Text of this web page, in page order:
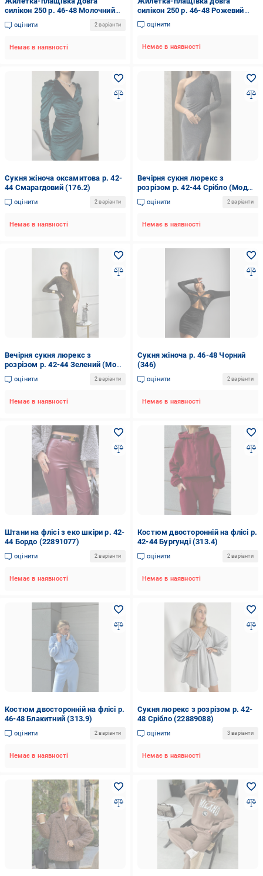
силікон 250 р. 46-48 Молочний
(21973034)
оцінити 2 варіанти
Немає в наявності
силікон 250 р. 46-48 Рожевий
(21973006)
оцінити
Немає в наявності
Сукня жіноча оксамитова р. 42-
44 Смарагдовий (176.2)
оцінити 2 варіанти
Немає в наявності
Вечірня сукня люрекс з
розрізом р. 42-44 Срібло (Мод
127.4)
оцінити 2 варіанти
Немає в наявності
Вечірня сукня люрекс з
розрізом р. 42-44 Зелений (Мод
127.2)
оцінити 2 варіанти
Немає в наявності
Сукня жіноча р. 46-48 Чорний
(346)
оцінити 2 варіанти
Немає в наявності
Штани на флісі з еко шкіри р. 42-
44 Бордо (22891077)
оцінити 2 варіанти
Немає в наявності
Костюм двосторонній на флісі р.
42-44 Бургунді (313.4)
оцінити 2 варіанти
Немає в наявності
Костюм двосторонній на флісі р.
46-48 Блакитний (313.9)
оцінити 2 варіанти
Немає в наявності
Сукня люрекс з розрізом р. 42-
48 Срібло (22889088)
оцінити 3 варіанти
Немає в наявності